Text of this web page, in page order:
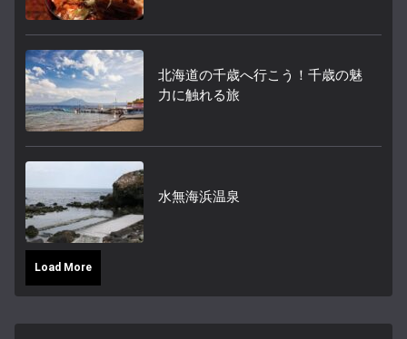
北海道の千歳へ行こう！千歳の魅
力に触れる旅
水無海浜温泉
Load More